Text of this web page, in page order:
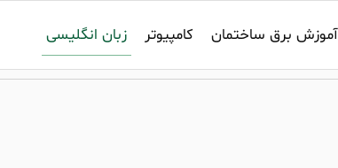
آموزش برق ساختمان کامپیوتر زبان انگلیسی